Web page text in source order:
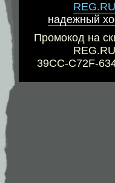
REG.RU
надежный
Промокод на
REG.RU
39CC-C72F-